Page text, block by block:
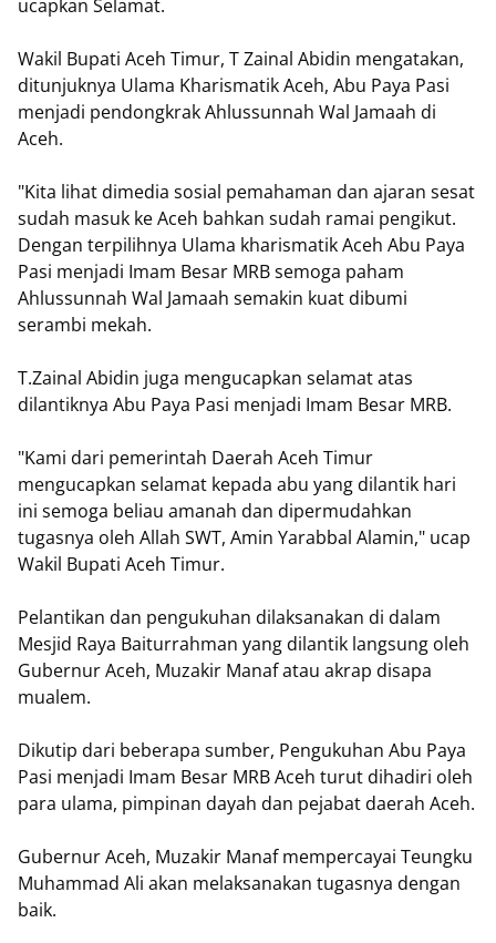
ucapkan Selamat.
Wakil Bupati Aceh Timur, T Zainal Abidin mengatakan,
ditunjuknya Ulama Kharismatik Aceh, Abu Paya Pasi
menjadi pendongkrak Ahlussunnah Wal Jamaah di
Aceh.
"Kita lihat dimedia sosial pemahaman dan ajaran sesat
sudah masuk ke Aceh bahkan sudah ramai pengikut.
Dengan terpilihnya Ulama kharismatik Aceh Abu Paya
Pasi menjadi Imam Besar MRB semoga paham
Ahlussunnah Wal Jamaah semakin kuat dibumi
serambi mekah.
T.Zainal Abidin juga mengucapkan selamat atas
dilantiknya Abu Paya Pasi menjadi Imam Besar MRB.
"Kami dari pemerintah Daerah Aceh Timur
mengucapkan selamat kepada abu yang dilantik hari
ini semoga beliau amanah dan dipermudahkan
tugasnya oleh Allah SWT, Amin Yarabbal Alamin," ucap
Wakil Bupati Aceh Timur.
Pelantikan dan pengukuhan dilaksanakan di dalam
Mesjid Raya Baiturrahman yang dilantik langsung oleh
Gubernur Aceh, Muzakir Manaf atau akrap disapa
mualem.
Dikutip dari beberapa sumber, Pengukuhan Abu Paya
Pasi menjadi Imam Besar MRB Aceh turut dihadiri oleh
para ulama, pimpinan dayah dan pejabat daerah Aceh.
Gubernur Aceh, Muzakir Manaf mempercayai Teungku
Muhammad Ali akan melaksanakan tugasnya dengan
baik.